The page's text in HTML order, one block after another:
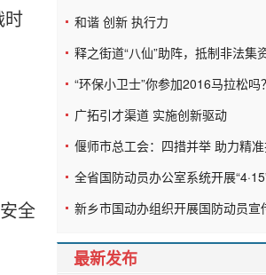
时
全
和谐 创新 执行力
释之街道“八仙”助阵，抵制非法集
“环保小卫士”你参加2016马拉松
广拓引才渠道 实施创新驱动
偃师市总工会：四措并举 助力精
全省国防动员办公室系统开展
新乡市国动办组织开展国防动员宣
最新发布